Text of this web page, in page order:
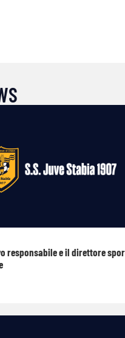
responsabile e il direttore